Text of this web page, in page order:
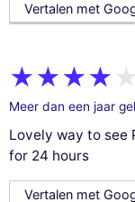
Vertalen met
Meer dan een jaar
Lovely way to see
for 24 hours
Vertalen met